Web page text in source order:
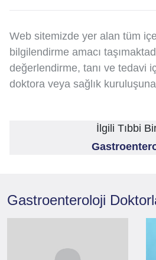
Web sitemizde yer alan tüm
bilgilendirme amacı
değerlendirme, tanı ve tedavi
doktora veya sağlık
İlgili Tıbbi
Gastroenteroloji